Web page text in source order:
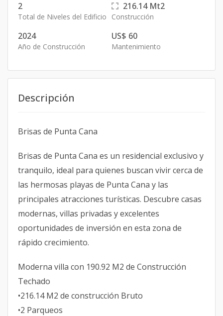
2
Total de Niveles del Edificio
216.14 Mt2
Construcción
2024
Año de Construcción
US$ 60
Mantenimiento
Descripción
Brisas de Punta Cana
Brisas de Punta Cana es un residencial exclusivo y
tranquilo, ideal para quienes buscan vivir cerca de
las hermosas playas de Punta Cana y las
principales atracciones turísticas. Descubre casas
modernas, villas privadas y excelentes
oportunidades de inversión en esta zona de
rápido crecimiento.
Moderna villa con 190.92 M2 de Construcción
Techado
•216.14 M2 de construcción Bruto
•2 Parqueos